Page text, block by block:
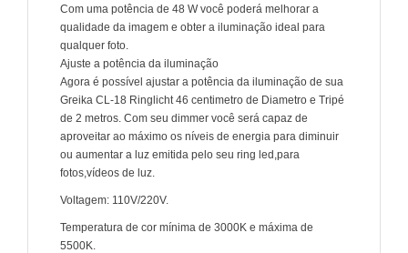
Com uma potência de 48 W você poderá melhorar a
qualidade da imagem e obter a iluminação ideal para
qualquer foto.
Ajuste a potência da iluminação
Agora é possível ajustar a potência da iluminação de sua
Greika CL-18 Ringlicht 46 centimetro de Diametro e Tripé
de 2 metros. Com seu dimmer você será capaz de
aproveitar ao máximo os níveis de energia para diminuir
ou aumentar a luz emitida pelo seu ring led,para
fotos,vídeos de luz.
Voltagem: 110V/220V.
Temperatura de cor mínima de 3000K e máxima de
5500K.